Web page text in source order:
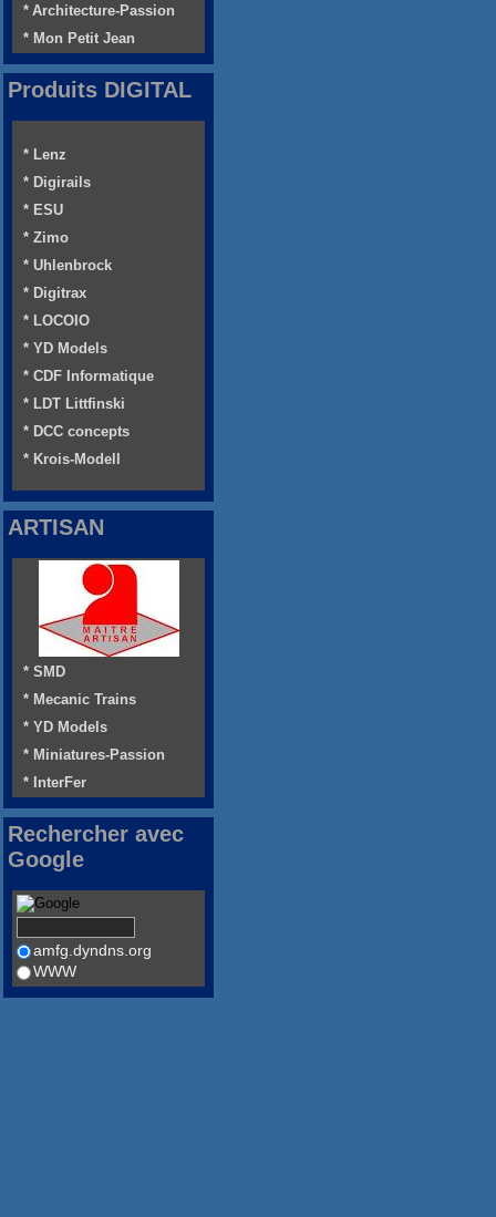
* Architecture-Passion
* Mon Petit Jean
Produits DIGITAL
* Lenz
* Digirails
* ESU
* Zimo
* Uhlenbrock
* Digitrax
* LOCOIO
* YD Models
* CDF Informatique
* LDT Littfinski
* DCC concepts
* Krois-Modell
ARTISAN
* SMD
* Mecanic Trains
* YD Models
* Miniatures-Passion
* InterFer
Rechercher avec
Google
amfg.dyndns.org
WWW